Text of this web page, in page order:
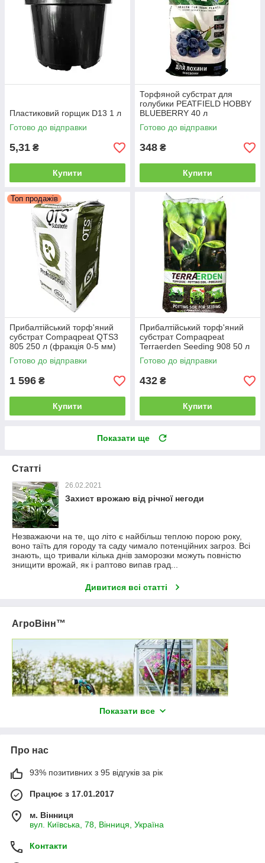
Пластиковий горщик D13 1 л
Готово до відправки
5,31 ₴
Купити
Торфяной субстрат для
голубики PEATFIELD HOBBY
BLUEBERRY 40 л
Готово до відправки
348 ₴
Купити
Топ продажів
Прибалтійський торф'яний
субстрат Compaqpeat QTS3
805 250 л (фракція 0-5 мм)
Готово до відправки
1 596 ₴
Купити
Прибалтійський торф'яний
субстрат Compaqpeat
Terraerden Seeding 908 50 л
(фракція 0-10 мм)
Готово до відправки
432 ₴
Купити
Показати ще
Статті
26.02.2021
Захист врожаю від річної негоди
Незважаючи на те, що літо є найбільш теплою порою року,
воно таїть для городу та саду чимало потенційних загроз. Всі
знають, що тривали кілька днів заморозки можуть повністю
знищити врожай, як і раптово випав град...
Дивитися всі статті
АгроВінн™
ландшафтного дизайну!
Показати все
Про нас
93% позитивних з 95 відгуків за рік
Працює з 17.01.2017
м. Вінниця
вул. Київська, 78, Вінниця, Україна
Контакти